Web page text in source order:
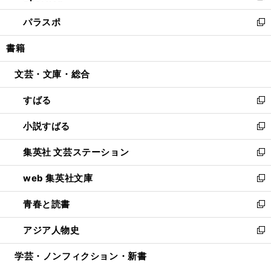
ウ
で
開
ン
ド
ウ
開
ウ
ィ
ン
ウ
開
く
し
い
ウ
ン
ウ
で
開
く
パラスポ
新
し
ウ
ン
ド
ウ
で
開
く
書籍
文芸・文庫・総合
すばる
新
し
い
ウ
ィ
ン
ド
ウ
で
開
く
小説すばる
新
し
い
ウ
ィ
ン
ド
ウ
で
開
集英社 文芸ステーション
新
し
い
ウ
ィ
ン
ド
ウ
web 集英社文庫
新
し
い
ウ
ィ
ン
青春と読書
新
し
い
ウ
アジア人物史
新
し
学芸・ノンフィクション・新書